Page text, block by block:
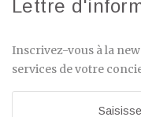
Lettre
Inscrivez-vous à la
services de votre